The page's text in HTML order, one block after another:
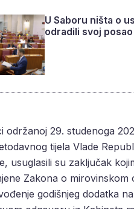
U Saboru ništa o
odradili svoj
održanoj 29. studenoga
tijela Vlade
usuglasili su zaključak
Zakona o
godišnjeg dodatka